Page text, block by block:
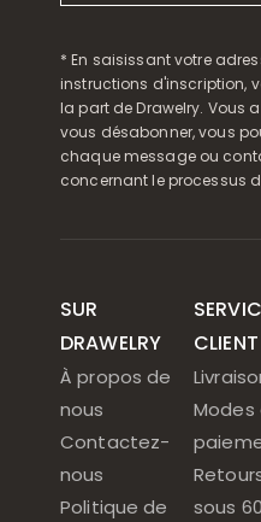
* En saisissant votre
instructions d'inscription,
la part de Drawelry. Vous
vous désabonner, vous
chaque message ou
concernant le processus
SUR
DRAWELRY
À propos de
nous
Contactez-
nous
Politique de
CLIENT
Modes
sous 60